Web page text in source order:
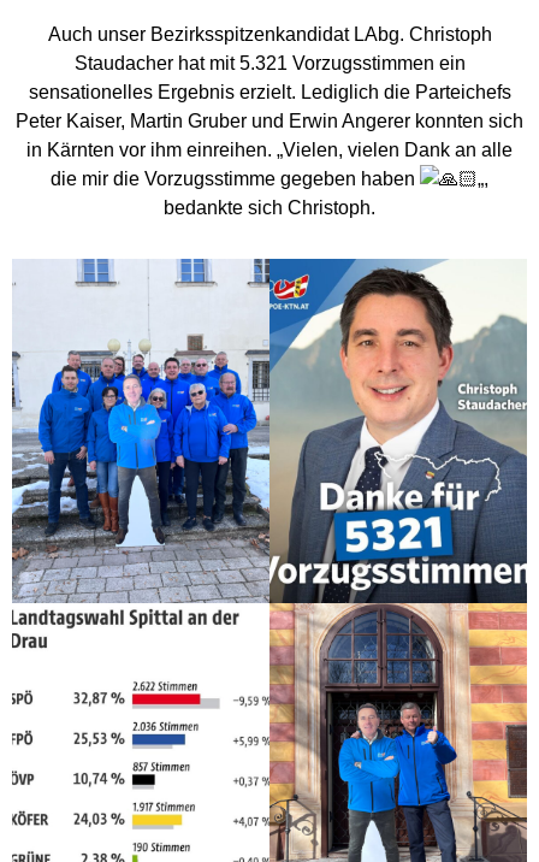
Auch unser Bezirksspitzenkandidat LAbg. Christoph
Staudacher hat mit 5.321 Vorzugsstimmen ein
sensationelles Ergebnis erzielt. Lediglich die Parteichefs
Peter Kaiser, Martin Gruber und Erwin Angerer konnten sich
in Kärnten vor ihm einreihen. „Vielen, vielen Dank an alle
die mir die Vorzugsstimme gegeben haben
„,
bedankte sich Christoph.